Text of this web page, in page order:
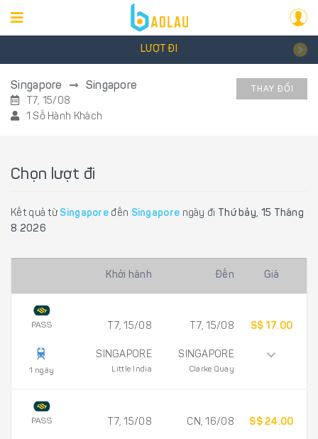
LƯỢT ĐI
Singapore Singapore
T7, 15/08
1 Số Hành Khách
THAY ĐỔI
Chọn lượt đi
Kết quả từ Singapore đến Singapore ngày đi Thứ bảy, 15 Tháng
8 2026
Khởi hành Đến Giá
PASS
1 ngày
T7, 15/08
SINGAPORE
Little India
T7, 15/08
SINGAPORE
Clarke Quay
S$ 17.00
PASS T7, 15/08 CN, 16/08 S$ 24.00